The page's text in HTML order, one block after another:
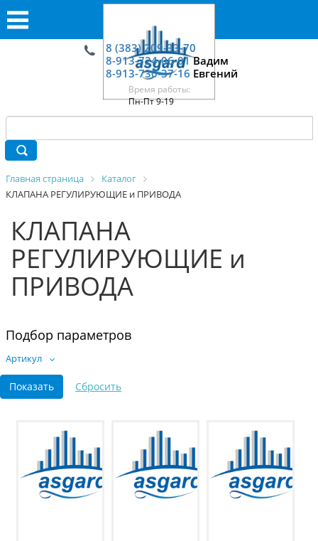
8 (383) 209-33-70
8-913-724-06-01Вадим
8-913-730-37-16 Евгений
Время работы:
Пн-Пт 9-19
Главная страница
Каталог
КЛАПАНА РЕГУЛИРУЮЩИЕ и ПРИВОДА
КЛАПАНА
РЕГУЛИРУЮЩИЕ и
ПРИВОДА
Подбор параметров
Артикул